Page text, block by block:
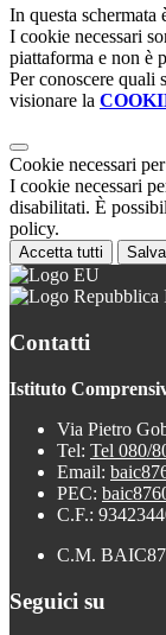
In questa schermata
I cookie necessari
piattaforma e non è
Per conoscere quali
visionare la
Cookie necessari
I cookie necessari
disabilitati. È
policy.
Accetta tutti
Contatti
Istituto
Via Pietro
Tel: Tel 080/
Email:
PEC:
C.F.:
C.M.
Seguici su